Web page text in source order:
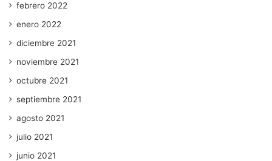
febrero 2022
enero 2022
diciembre 2021
noviembre 2021
octubre 2021
septiembre 2021
agosto 2021
julio 2021
junio 2021